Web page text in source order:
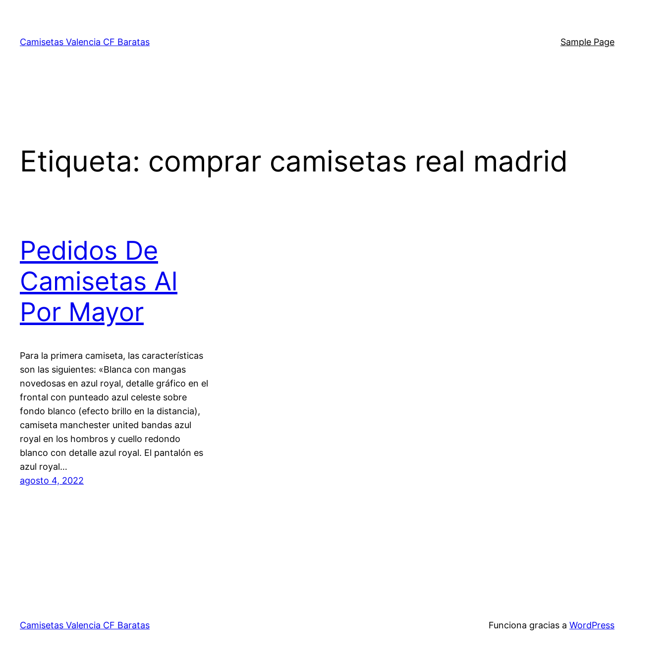
contenido
Camisetas Valencia CF Baratas Sample Page
Etiqueta: comprar camisetas real madrid
Pedidos De
Camisetas Al
Por Mayor
Para la primera camiseta, las características
son las siguientes: «Blanca con mangas
novedosas en azul royal, detalle gráfico en el
frontal con punteado azul celeste sobre
fondo blanco (efecto brillo en la distancia),
camiseta manchester united bandas azul
royal en los hombros y cuello redondo
blanco con detalle azul royal. El pantalón es
azul royal…
agosto 4, 2022
Camisetas Valencia CF Baratas Funciona gracias a WordPress